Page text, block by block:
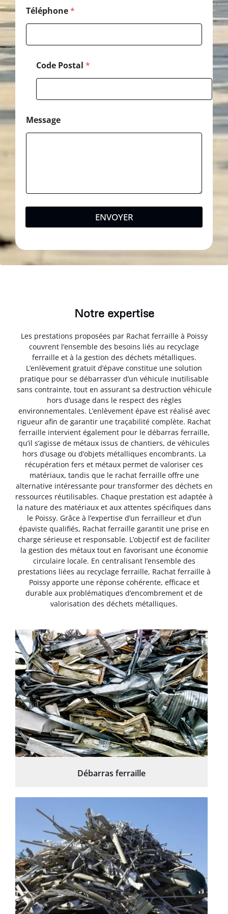
Téléphone*
Code Postal *
h
o
n
Message
ENVOYER
Notre expertise
Les prestations proposées par Rachat ferraille à Poissy
couvrent l’ensemble des besoins liés au recyclage
ferraille et à la gestion des déchets métalliques.
L’enlèvement gratuit d’épave constitue une solution
pratique pour se débarrasser d’un véhicule inutilisable
sans contrainte, tout en assurant sa destruction véhicule
hors d’usage dans le respect des règles
environnementales. L’enlèvement épave est réalisé avec
rigueur afin de garantir une traçabilité complète. Rachat
ferraille intervient également pour le débarras ferraille,
qu’il s’agisse de métaux issus de chantiers, de véhicules
hors d’usage ou d’objets métalliques encombrants. La
récupération fers et métaux permet de valoriser ces
matériaux, tandis que le rachat ferraille offre une
alternative intéressante pour transformer des déchets en
ressources réutilisables. Chaque prestation est adaptée à
la nature des matériaux et aux attentes spécifiques dans
le Poissy. Grâce à l’expertise d’un ferrailleur et d’un
épaviste qualifiés, Rachat ferraille garantit une prise en
charge sérieuse et responsable. L’objectif est de faciliter
la gestion des métaux tout en favorisant une économie
circulaire locale. En centralisant l’ensemble des
prestations liées au recyclage ferraille, Rachat ferraille à
Poissy apporte une réponse cohérente, efficace et
durable aux problématiques d’encombrement et de
valorisation des déchets métalliques.
Débarras ferraille